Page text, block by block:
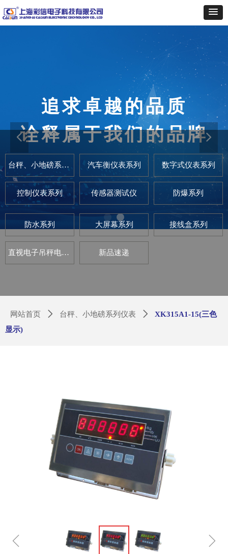
网站首页 ꄲ 台秤、小地磅系列仪表 ꄲ
XK315A1-15(三色
显示)
ꁆ ꁇ
台秤、小地磅系列仪表 汽车衡仪表系列 数字式仪表系列
控制仪表系列 传感器测试仪 防爆系列
防水系列 大屏幕系列 接线盒系列
直视电子吊秤电路板套件 新品速递
追求卓越的品质
诠释属于我们的品牌
秉承“热忱为同行配套服务”的
宗旨
提供全方位的优质服务
넳 넲